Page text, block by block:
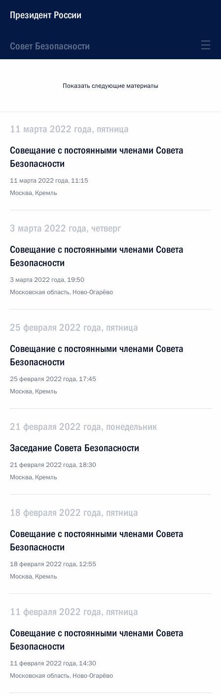
Президент России
Совет Безопасности
Показать следующие материалы
11 марта 2022 года, пятница
Совещание с постоянными членами Совета
Безопасности
11 марта 2022 года, 11:15
Москва, Кремль
3 марта 2022 года, четверг
Совещание с постоянными членами Совета
Безопасности
3 марта 2022 года, 19:50
Московская область, Ново-Огарёво
25 февраля 2022 года, пятница
Совещание с постоянными членами Совета
Безопасности
25 февраля 2022 года, 17:45
Москва, Кремль
21 февраля 2022 года, понедельник
Заседание Совета Безопасности
21 февраля 2022 года, 18:30
Москва, Кремль
18 февраля 2022 года, пятница
Совещание с постоянными членами Совета
Безопасности
18 февраля 2022 года, 12:55
Москва, Кремль
11 февраля 2022 года, пятница
Совещание с постоянными членами Совета
Безопасности
11 февраля 2022 года, 14:30
Московская область, Ново-Огарёво